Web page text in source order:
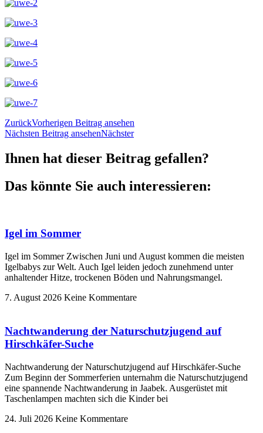
ZurückVorherigen Beitrag ansehen
Nächsten Beitrag ansehenNächster
Ihnen hat dieser Beitrag gefallen?
Das könnte Sie auch interessieren:
Igel im Sommer
Igel im Sommer Zwischen Juni und August kommen die meisten
Igelbabys zur Welt. Auch Igel leiden jedoch zunehmend unter
anhaltender Hitze, trockenen Böden und Nahrungsmangel.
7. August 2026 Keine Kommentare
Nachtwanderung der Naturschutzjugend auf
Hirschkäfer-Suche
Nachtwanderung der Naturschutzjugend auf Hirschkäfer-Suche
Zum Beginn der Sommerferien unternahm die Naturschutzjugend
eine spannende Nachtwanderung in Jaabek. Ausgerüstet mit
Taschenlampen machten sich die Kinder bei
24. Juli 2026 Keine Kommentare